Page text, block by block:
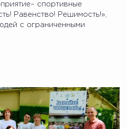
спортивные
Равенство! Решимость!»,
с ограниченными